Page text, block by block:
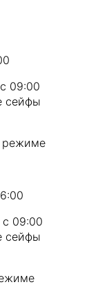
09:00
сейфы
режиме
09:00
сейфы